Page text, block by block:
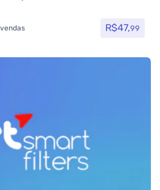
R$47,99